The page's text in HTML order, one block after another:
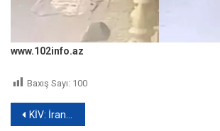
www.102info.az
Baxış Sayı: 100
Yazı
KİV: İran İsrailin iki hava bazasını vurub